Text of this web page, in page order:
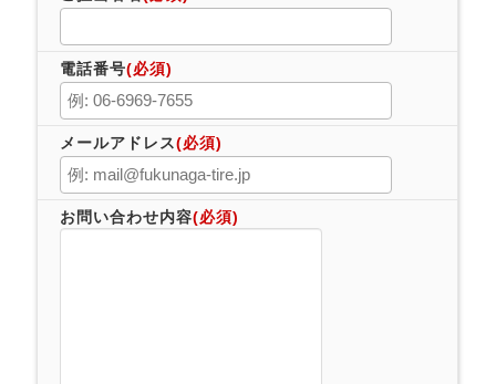
電話番号(必須)
メールアドレス(必須)
お問い合わせ内容(必須)